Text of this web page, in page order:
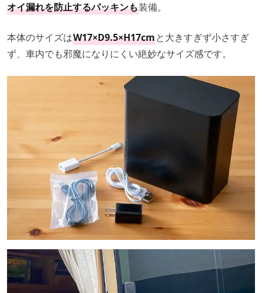
オイ漏れを防止するパッキンも装備。
本体のサイズはW17×D9.5×H17cmと大きすぎず小さすぎ
ず、車内でも邪魔になりにくい絶妙なサイズ感です。